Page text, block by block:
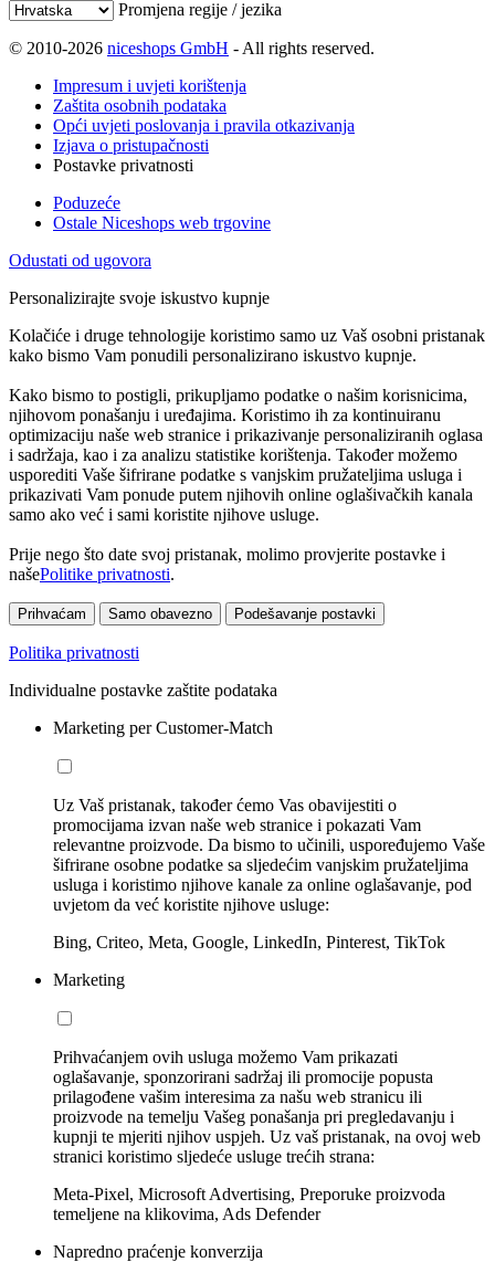
Promjena regije / jezika
© 2010-2026 niceshops GmbH - All rights reserved.
Impresum i uvjeti korištenja
Zaštita osobnih podataka
Opći uvjeti poslovanja i pravila otkazivanja
Izjava o pristupačnosti
Postavke privatnosti
Poduzeće
Ostale Niceshops web trgovine
Odustati od ugovora
Personalizirajte svoje iskustvo kupnje
Kolačiće i druge tehnologije koristimo samo uz Vaš osobni pristanak
kako bismo Vam ponudili personalizirano iskustvo kupnje.
Kako bismo to postigli, prikupljamo podatke o našim korisnicima,
njihovom ponašanju i uređajima. Koristimo ih za kontinuiranu
optimizaciju naše web stranice i prikazivanje personaliziranih oglasa
i sadržaja, kao i za analizu statistike korištenja. Također možemo
usporediti Vaše šifrirane podatke s vanjskim pružateljima usluga i
prikazivati Vam ponude putem njihovih online oglašivačkih kanala
samo ako već i sami koristite njihove usluge.
Prije nego što date svoj pristanak, molimo provjerite postavke i
našePolitike privatnosti.
Prihvaćam Samo obavezno Podešavanje postavki
Politika privatnosti
Individualne postavke zaštite podataka
Marketing per Customer-Match
Uz Vaš pristanak, također ćemo Vas obavijestiti o
promocijama izvan naše web stranice i pokazati Vam
relevantne proizvode. Da bismo to učinili, uspoređujemo Vaše
šifrirane osobne podatke sa sljedećim vanjskim pružateljima
usluga i koristimo njihove kanale za online oglašavanje, pod
uvjetom da već koristite njihove usluge:
Bing, Criteo, Meta, Google, LinkedIn, Pinterest, TikTok
Marketing
Prihvaćanjem ovih usluga možemo Vam prikazati
oglašavanje, sponzorirani sadržaj ili promocije popusta
prilagođene vašim interesima za našu web stranicu ili
proizvode na temelju Vašeg ponašanja pri pregledavanju i
kupnji te mjeriti njihov uspjeh. Uz vaš pristanak, na ovoj web
stranici koristimo sljedeće usluge trećih strana:
Meta-Pixel, Microsoft Advertising, Preporuke proizvoda
temeljene na klikovima, Ads Defender
Napredno praćenje konverzija